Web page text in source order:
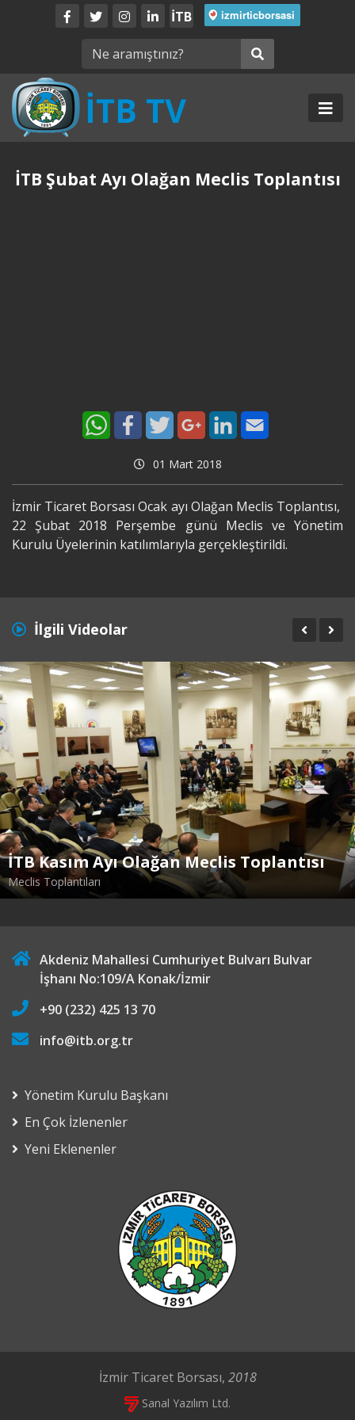
İTB
İTB Şubat Ayı Olağan Meclis Toplantısı
01 Mart 2018
İzmir Ticaret Borsası Ocak ayı Olağan Meclis Toplantısı,
22 Şubat 2018 Perşembe günü Meclis ve Yönetim
Kurulu Üyelerinin katılımlarıyla gerçekleştirildi.
İlgili Videolar
İTB Kasım Ayı Olağan Meclis Toplantısı
Meclis Toplantıları
Akdeniz Mahallesi Cumhuriyet Bulvarı Bulvar
İşhanı No:109/A Konak/İzmir
+90 (232) 425 13 70
info@itb.org.tr
Yönetim Kurulu Başkanı
En Çok İzlenenler
Yeni Eklenenler
İzmir Ticaret Borsası, 2018
Sanal Yazılım Ltd.